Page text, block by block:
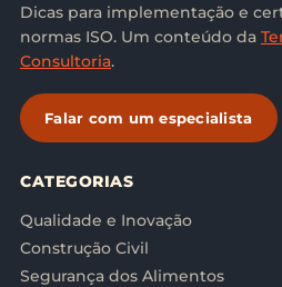
Dicas para implementação e
normas ISO. Um conteúdo da
Consultoria.
Falar com um especialista
CATEGORIAS
Qualidade e Inovação
Construção Civil
Segurança dos Alimentos